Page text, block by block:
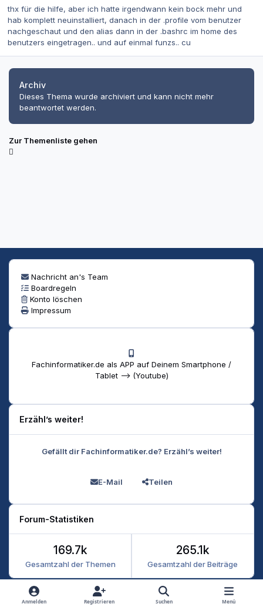
thx für die hilfe, aber ich hatte irgendwann kein bock mehr und
hab komplett neuinstalliert, danach in der .profile vom benutzer
nachgeschaut und den alias dann in der .bashrc im home des
benutzers eingetragen.. und auf einmal funzs.. cu
Archiv
Dieses Thema wurde archiviert und kann nicht mehr
beantwortet werden.
Zur Themenliste gehen
Nachricht an's Team
Boardregeln
Konto löschen
Impressum
Fachinformatiker.de als APP auf Deinem Smartphone /
Tablet --> (Youtube)
Erzähl’s weiter!
Gefällt dir Fachinformatiker.de? Erzähl’s weiter!
E-Mail Teilen
Forum-Statistiken
Gesamtzahl der Themen
169.7k
Gesamtzahl der Beiträge
265.1k
Heller Modus
Dunkler Modus
Systemeinstellung
Anmelden Registrieren Suchen Menü